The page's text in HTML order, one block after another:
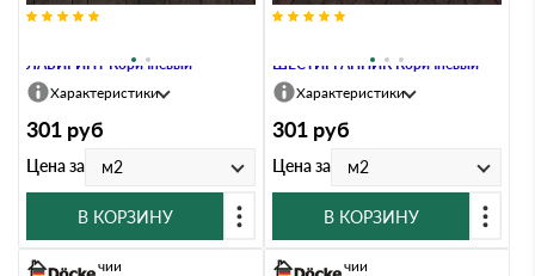
ЛАБИРИНТ Коричневый
Характеристики
301 руб
Цена за м2
В КОРЗИНУ
ШЕСТИГРАННИК Коричневый
Характеристики
301 руб
Цена за м2
В КОРЗИНУ
В наличии В наличии